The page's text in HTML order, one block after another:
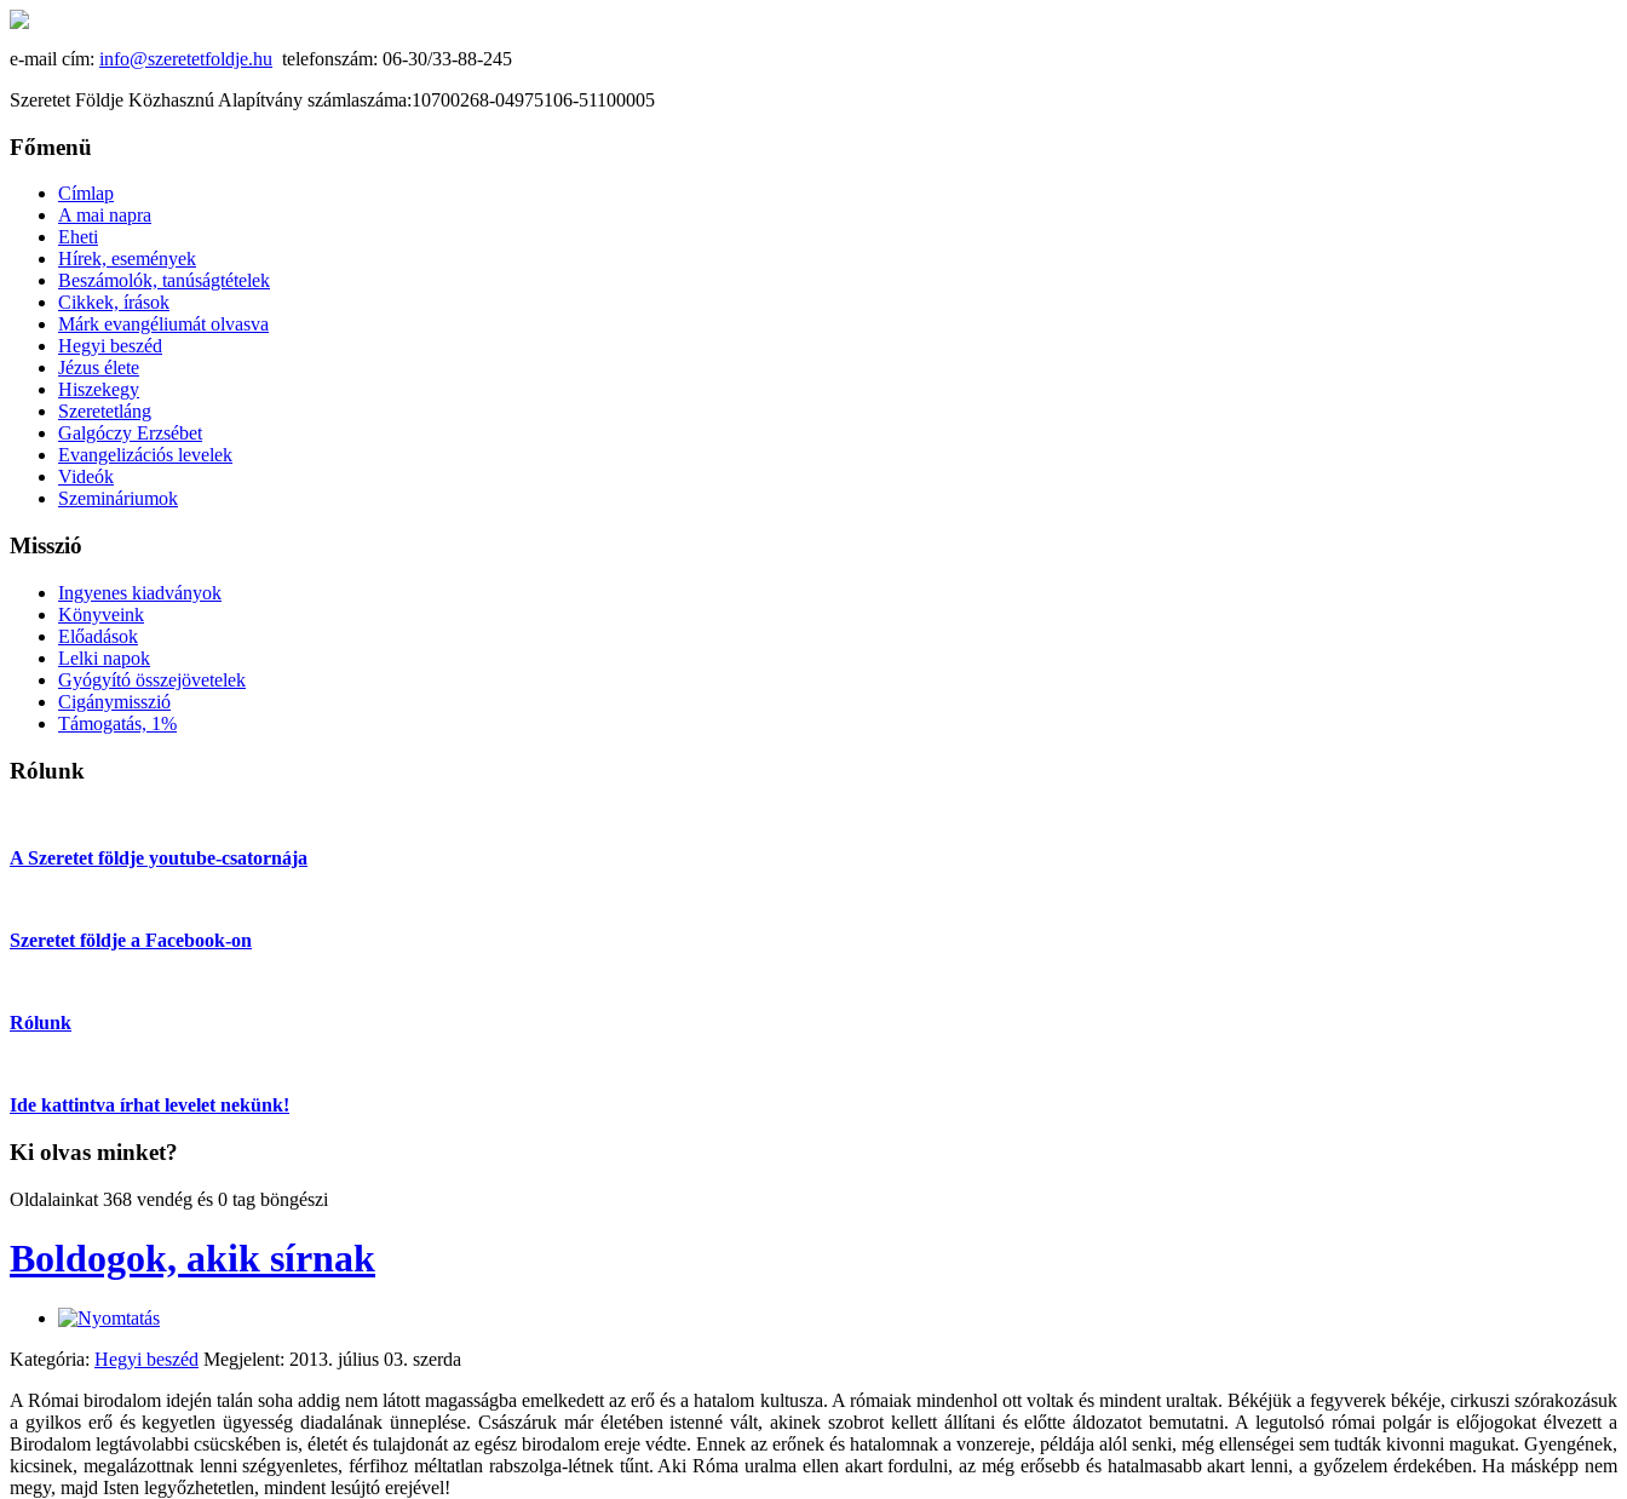
e-mail cím: info@szeretetfoldje.hu telefonszám: 06-30/33-88-245
Szeretet Földje Közhasznú Alapítvány számlaszáma:10700268-04975106-51100005
Főmenü
Címlap
A mai napra
Eheti
Hírek, események
Beszámolók, tanúságtételek
Cikkek, írások
Márk evangéliumát olvasva
Hegyi beszéd
Jézus élete
Hiszekegy
Szeretetláng
Galgóczy Erzsébet
Evangelizációs levelek
Videók
Szemináriumok
Misszió
Ingyenes kiadványok
Könyveink
Előadások
Lelki napok
Gyógyító összejövetelek
Cigánymisszió
Támogatás, 1%
Rólunk
A Szeretet földje youtube-csatornája
Szeretet földje a Facebook-on
Rólunk
Ide kattintva írhat levelet nekünk!
Ki olvas minket?
Oldalainkat 368 vendég és 0 tag böngészi
Boldogok, akik sírnak
Kategória: Hegyi beszéd Megjelent: 2013. július 03. szerda
A Római birodalom idején talán soha addig nem látott magasságba emelkedett az erő és a hatalom kultusza. A rómaiak mindenhol ott voltak és mindent uraltak. Békéjük a fegyverek békéje, cirkuszi szórakozásuk
a gyilkos erő és kegyetlen ügyesség diadalának ünneplése. Császáruk már életében istenné vált, akinek szobrot kellett állítani és előtte áldozatot bemutatni. A legutolsó római polgár is előjogokat élvezett a
Birodalom legtávolabbi csücskében is, életét és tulajdonát az egész birodalom ereje védte. Ennek az erőnek és hatalomnak a vonzereje, példája alól senki, még ellenségei sem tudták kivonni magukat. Gyengének,
kicsinek, megalázottnak lenni szégyenletes, férfihoz méltatlan rabszolga-létnek tűnt. Aki Róma uralma ellen akart fordulni, az még erősebb és hatalmasabb akart lenni, a győzelem érdekében. Ha másképp nem
megy, majd Isten legyőzhetetlen, mindent lesújtó erejével!